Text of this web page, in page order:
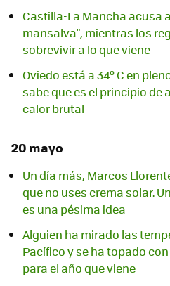
Castilla-La Mancha acusa
mansalva", mientras los
sobrevivir a lo que viene
Oviedo está a 34º C en
sabe que es el principio de
calor brutal
20 mayo
Un día más, Marcos
que no uses crema solar.
es una pésima idea
Alguien ha mirado las
Pacífico y se ha topado
para el año que viene